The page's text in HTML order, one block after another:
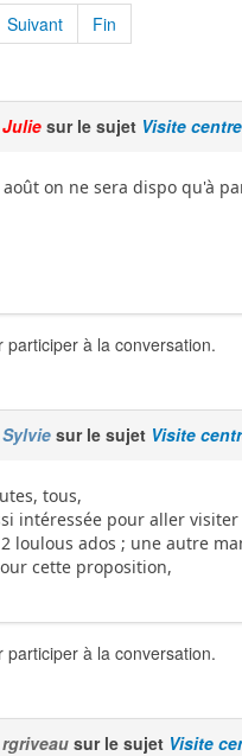
Suivant Fin
Juliesur le sujet Visite
on ne sera dispo qu'à
participer à la conversation.
Sylviesur le sujet Visite
tous,
intéressée pour aller
loulous ados ; une autre
cette proposition,
participer à la conversation.
rgriveausur le sujet Visite